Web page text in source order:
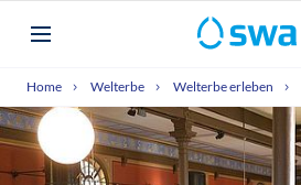
Home Welterbe Welterbe erleben